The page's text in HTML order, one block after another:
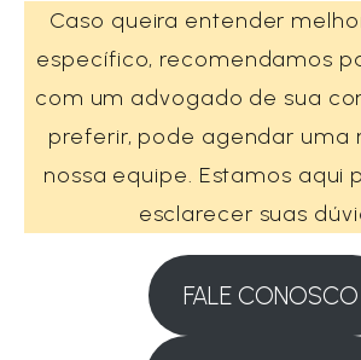
Caso queira entender
específico, recomendamos
com um advogado de sua
preferir, pode agendar uma
nossa equipe. Estamos aqui
esclarecer suas
FALE CONOSCO